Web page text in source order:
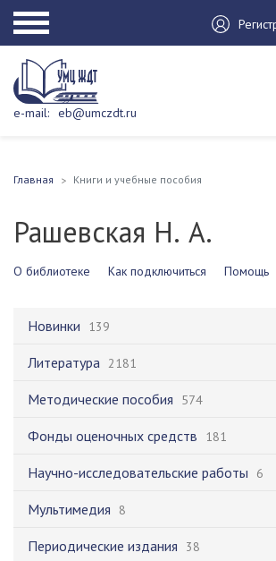
e-mail: eb@umczdt.ru
Главная Книги и учебные пособия
Рашевская Н. А.
О библиотеке Как подключиться Помощь
Новинки 139
Литература 2181
Методические пособия 574
Фонды оценочных средств 181
Научно-исследовательские работы 6
Мультимедия 8
Периодические издания 38